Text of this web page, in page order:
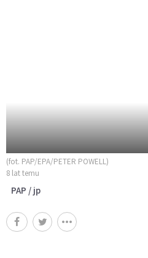
(fot. PAP/EPA/PETER POWELL)
8 lat temu
PAP / jp